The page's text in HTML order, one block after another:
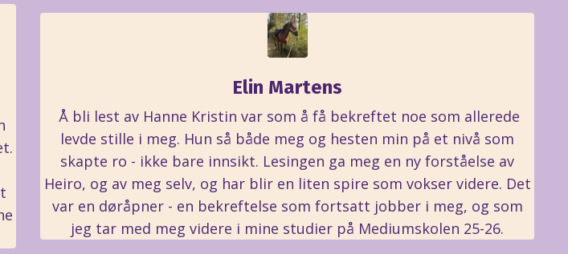
Elin Martens
Å bli lest av Hanne Kristin var som å få bekreftet noe som allerede
levde stille i meg. Hun så både meg og hesten min på et nivå som
skapte ro - ikke bare innsikt. Lesingen ga meg en ny forståelse av
Heiro, og av meg selv, og har blir en liten spire som vokser videre. Det
var en døråpner - en bekreftelse som fortsatt jobber i meg, og som
jeg tar med meg videre i mine studier på Mediumskolen 25-26.